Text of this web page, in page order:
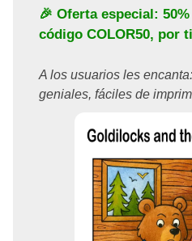
🎉 Oferta especial:
código COLOR50, por
A los usuarios les
geniales, fáciles de